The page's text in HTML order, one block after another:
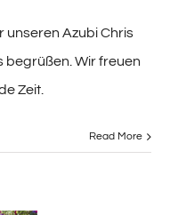
unseren Azubi Chris
begrüßen. Wir freuen
Zeit.
Read More